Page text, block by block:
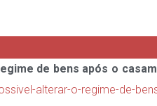
de bens após o
alterar-o-regime-de-